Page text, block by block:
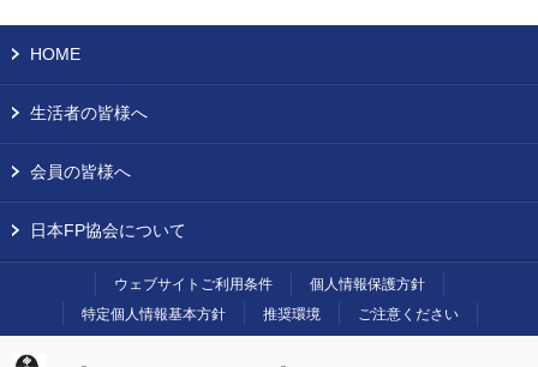
HOME
生活者の皆様へ
会員の皆様へ
日本FP協会について
ウェブサイトご利用条件
個人情報保護方針
特定個人情報基本方針
推奨環境 ご注意ください